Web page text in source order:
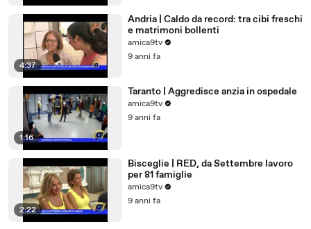
4:37
Andria | Caldo da record: tra cibi freschi
e matrimoni bollenti
amica9tv
9 anni fa
1:16
Taranto | Aggredisce anzia in ospedale
amica9tv
9 anni fa
2:22
Bisceglie | RED, da Settembre lavoro
per 81 famiglie
amica9tv
9 anni fa